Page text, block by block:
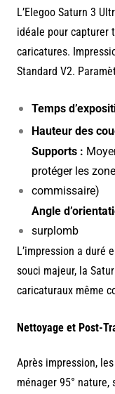
L’Elegoo Saturn 3
idéale pour capturer
caricatures.
Standard V2.
Temps
Hauteur des
Supports :
protéger les
commissaire)
Angle
surplomb
L’impression a duré
souci majeur, la
caricaturaux même
Nettoyage et Post-
Après impression,
ménager 95° nature,